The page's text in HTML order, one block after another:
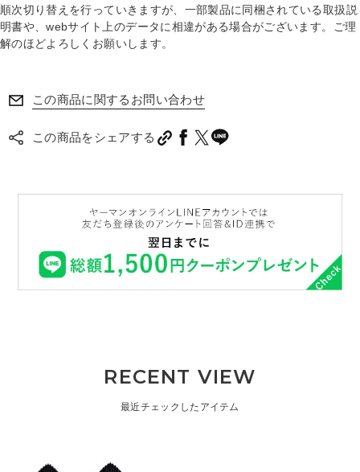
順次切り替えを行っていきますが、一部製品に同梱されている取扱説
明書や、webサイト上のデータに相違がある場合がございます。ご理
解のほどよろしくお願いします。
この商品に関するお問い合わせ
この商品をシェアする
RECENT VIEW
最近チェックしたアイテム